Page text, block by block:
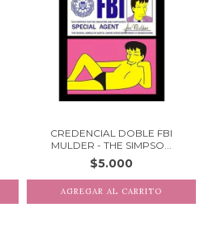
CREDENCIAL DOBLE FBI
MULDER - THE SIMPSO...
$5.000